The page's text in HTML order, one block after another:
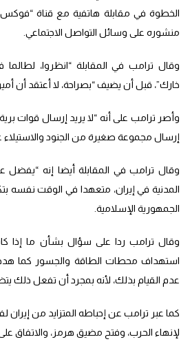
الخطوة في مقابلة هاتفية مع قناة
منشوره على وسائل التواصل الاجتماعي.
وقال ترامب في المقابلة “انظروا، لطالما
خارك”، قبل أن يضيف “بصراحة، لا أعتقد أن
وأصر ترامب على أنه “لا يريد إرسال قوات
إرسال مجموعة صغيرة من الجنود والاستيلاء
وقال ترامب في المقابلة أيضا إنه “يفضل
المدنية في إيران، متعهدا في الوقت نفسه
الجمهورية الإسلامية.
وقال ترامب ردا على سؤال بشأن ما إذا
استهداف محطات الطاقة والجسور كما
عدم القيام بذلك، لأنه بمجرد أن تفعل ذلك
كما عبر ترامب عن إحباطه المتزايد من إيران
لإنهاء الحرب، وفتح مضيق هرمز، والاتفاق